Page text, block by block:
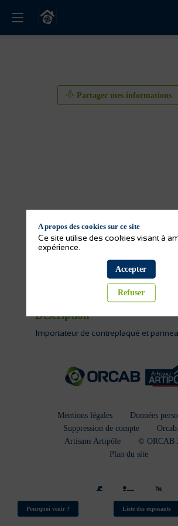
Partager mes informations
Partager mes
Activité(s) de l'exposant
Description
Importateur de contreplaqué et
Mentions légales
Données
Suppression de compte
Artisans Artipôle
© ORCAB
Plan du site
Pourquoi venir ? Liste des exposants
A propos des cookies sur ce site
Ce site utilise des cookies visant à
expérience.
Accepter
Refuser